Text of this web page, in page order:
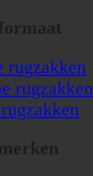
rugzakken
rugzakken